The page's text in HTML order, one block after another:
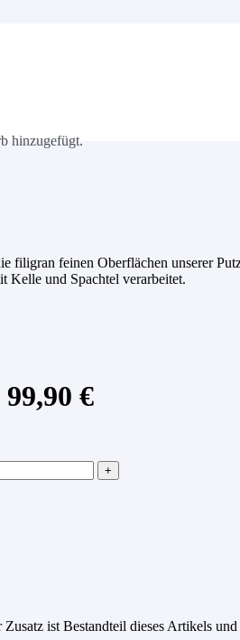
hinzugefügt.
feinen Oberflächen unserer
Kelle und Spachtel verarbeitet.
€
ist Bestandteil dieses Artikels